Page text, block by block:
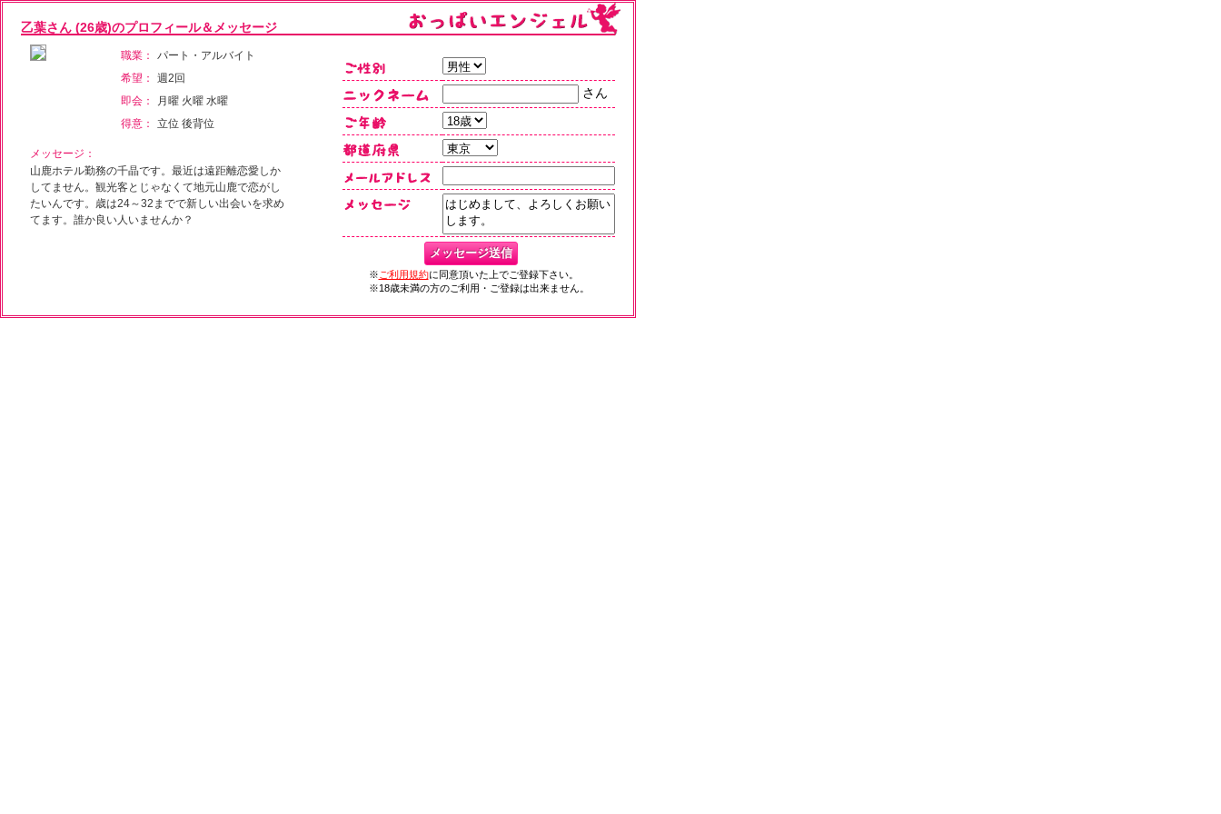
乙葉さん (26歳)のプロフィール＆メッセージ
職業：
パート・アルバイト
希望：
週2回
即会：
月曜 火曜 水曜
得意：
立位 後背位
メッセージ：
山鹿ホテル勤務の千晶です。最近は遠距離恋愛しか
してません。観光客とじゃなくて地元山鹿で恋がし
たいんです。歳は24～32までで新しい出会いを求め
てます。誰か良い人いませんか？